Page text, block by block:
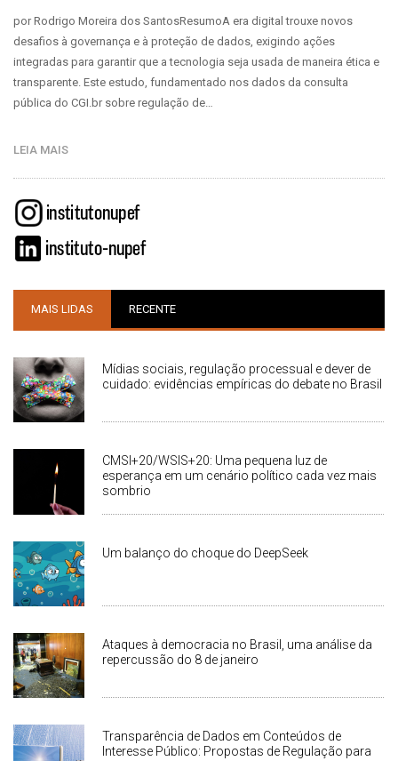
por Rodrigo Moreira dos SantosResumoA era digital trouxe novos
desafios à governança e à proteção de dados, exigindo ações
integradas para garantir que a tecnologia seja usada de maneira ética e
transparente. Este estudo, fundamentado nos dados da consulta
pública do CGI.br sobre regulação de…
LEIA MAIS
MAIS LIDAS RECENTE
Mídias sociais, regulação processual e dever de
cuidado: evidências empíricas do debate no Brasil
CMSI+20/WSIS+20: Uma pequena luz de
esperança em um cenário político cada vez mais
sombrio
Um balanço do choque do DeepSeek
Ataques à democracia no Brasil, uma análise da
repercussão do 8 de janeiro
Transparência de Dados em Conteúdos de
Interesse Público: Propostas de Regulação para